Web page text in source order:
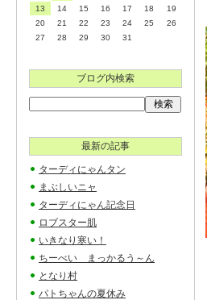
13
14 15 16 17 18
19
20
21 22 23 24 25
26
27
28 29 30 31
ブログ内検索
最新の記事
ターディにゃんタン
まぶしいニャ
ターディにゃん記念日
ロブスター肌
いきなり寒い！
ちーべい まっかるう～ん
となり村
パトちゃんの夏休み